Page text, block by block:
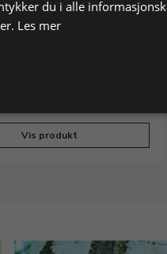
buesag 70 mm
Vis produkt
du i alle
Les mer